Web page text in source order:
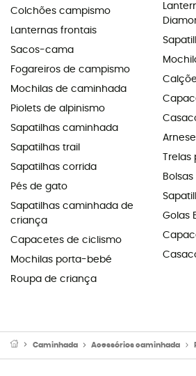
Colchões campismo
Lanternas frontais
Sacos-cama
Fogareiros de campismo
Mochilas de caminhada
Piolets de alpinismo
Sapatilhas caminhada
Sapatilhas trail
Sapatilhas corrida
Pés de gato
Sapatilhas caminhada de
criança
Capacetes de ciclismo
Mochilas porta-bebé
Roupa de criança
Golas
Caminhada Acessórios caminhada